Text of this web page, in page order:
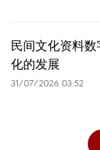
民间文化资料
化的发展
31/07/2026 03:52